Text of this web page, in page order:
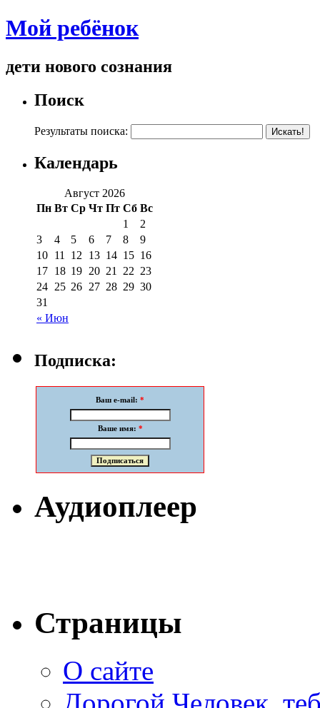
Мой ребёнок
дети нового сознания
Поиск
Результаты поиска:
Календарь
Август 2026
Пн Вт Ср Чт Пт Сб Вс
« Июн
1
2
3
4 5 6 7 8
9
10 11 12 13 14 15 16
17 18 19 20 21 22 23
24 25 26 27 28 29 30
31
Подписка:
Ваш e-mail: *
Ваше имя: *
Аудиоплеер
Страницы
О сайте